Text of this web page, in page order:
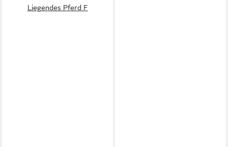
Liegendes Pferd F